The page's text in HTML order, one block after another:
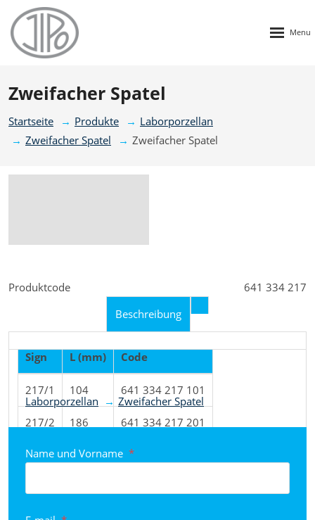
Zweifacher Spatel
Startseite Produkte
Laborporzellan
Zweifacher Spatel
Zweifacher Spatel
Produktcode
641 334 217
Beschreibung
Sign L (mm) Code
217/1 104 641 334 217 101
217/2 186 641 334 217 201
217/3 250 641 334 217 301
Produkt nach Kategorien eingestuft
Laborporzellan Zweifacher Spatel
Name und Vorname *